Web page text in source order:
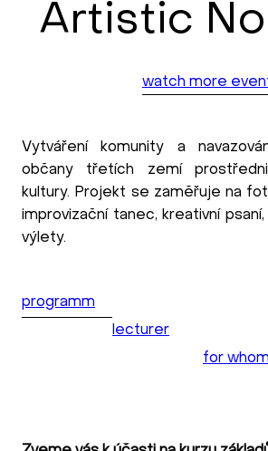
Artistic
watch more
Vytváření komunity a
občany třetích zemí
kultury. Projekt se zaměřuje na
improvizační tanec, kreativní psaní,
výlety.
programm
lecturer
for whom